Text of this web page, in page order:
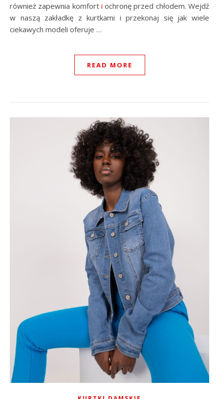
również zapewnia komfort i ochronę przed chłodem. Wejdź
w naszą zakładkę z kurtkami i przekonaj się jak wiele
ciekawych modeli oferuje …
READ MORE